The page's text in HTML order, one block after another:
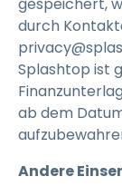
durch
Splashtop ist
ab dem
Andere